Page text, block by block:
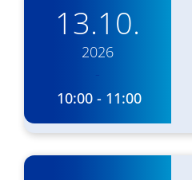
13.10.
2026
10:00 - 11:00